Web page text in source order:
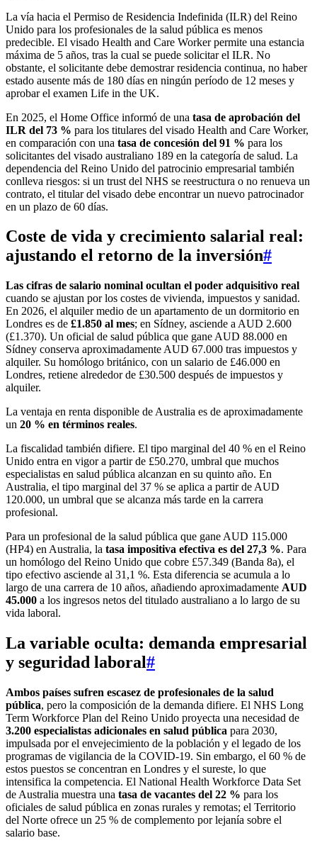
La vía hacia el Permiso de Residencia Indefinida (ILR) del Reino
Unido para los profesionales de la salud pública es menos
predecible. El visado Health and Care Worker permite una estancia
máxima de 5 años, tras la cual se puede solicitar el ILR. No
obstante, el solicitante debe demostrar residencia continua, no haber
estado ausente más de 180 días en ningún período de 12 meses y
aprobar el examen Life in the UK.
En 2025, el Home Office informó de una tasa de aprobación del
ILR del 73 % para los titulares del visado Health and Care Worker,
en comparación con una tasa de concesión del 91 % para los
solicitantes del visado australiano 189 en la categoría de salud. La
dependencia del Reino Unido del patrocinio empresarial también
conlleva riesgos: si un trust del NHS se reestructura o no renueva un
contrato, el titular del visado debe encontrar un nuevo patrocinador
en un plazo de 60 días.
Coste de vida y crecimiento salarial real:
ajustando el retorno de la inversión#
Las cifras de salario nominal ocultan el poder adquisitivo real
cuando se ajustan por los costes de vivienda, impuestos y sanidad.
En 2026, el alquiler medio de un apartamento de un dormitorio en
Londres es de £1.850 al mes; en Sídney, asciende a AUD 2.600
(£1.370). Un oficial de salud pública que gane AUD 88.000 en
Sídney conserva aproximadamente AUD 67.000 tras impuestos y
alquiler. Su homólogo británico, con un salario de £46.000 en
Londres, retiene alrededor de £30.500 después de impuestos y
alquiler.
La ventaja en renta disponible de Australia es de aproximadamente
un 20 % en términos reales.
La fiscalidad también difiere. El tipo marginal del 40 % en el Reino
Unido entra en vigor a partir de £50.270, umbral que muchos
especialistas en salud pública alcanzan en su quinto año. En
Australia, el tipo marginal del 37 % se aplica a partir de AUD
120.000, un umbral que se alcanza más tarde en la carrera
profesional.
Para un profesional de la salud pública que gane AUD 115.000
(HP4) en Australia, la tasa impositiva efectiva es del 27,3 %. Para
un homólogo del Reino Unido que cobre £57.349 (Banda 8a), el
tipo efectivo asciende al 31,1 %. Esta diferencia se acumula a lo
largo de una carrera de 10 años, añadiendo aproximadamente AUD
45.000 a los ingresos netos del titulado australiano a lo largo de su
vida laboral.
La variable oculta: demanda empresarial
y seguridad laboral#
Ambos países sufren escasez de profesionales de la salud
pública, pero la composición de la demanda difiere. El NHS Long
Term Workforce Plan del Reino Unido proyecta una necesidad de
3.200 especialistas adicionales en salud pública para 2030,
impulsada por el envejecimiento de la población y el legado de los
programas de vigilancia de la COVID-19. Sin embargo, el 60 % de
estos puestos se concentran en Londres y el sureste, lo que
intensifica la competencia. El National Health Workforce Data Set
de Australia muestra una tasa de vacantes del 22 % para los
oficiales de salud pública en zonas rurales y remotas; el Territorio
del Norte ofrece un 25 % de complemento por lejanía sobre el
salario base.